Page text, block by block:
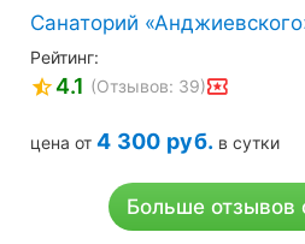
Санаторий
Рейтинг:
4.1 (Отзывов: 39)
цена от 4 300 руб. в сутки
Больше отзывов